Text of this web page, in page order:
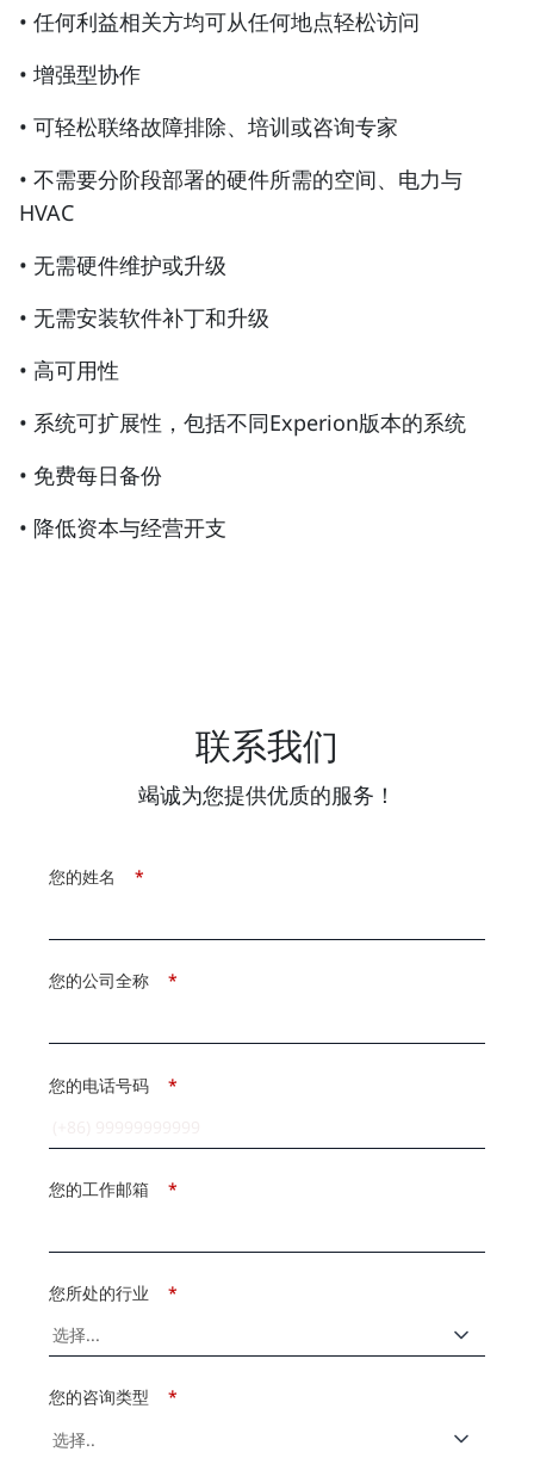
• 任何利益相关方均可从任何地点轻松访问
• 增强型协作
• 可轻松联络故障排除、培训或咨询专家
• 不需要分阶段部署的硬件所需的空间、电力与
HVAC
• 无需硬件维护或升级
• 无需安装软件补丁和升级
• 高可用性
• 系统可扩展性，包括不同Experion版本的系统
• 免费每日备份
• 降低资本与经营开支
联系我们
竭诚为您提供优质的服务！
*
您的姓名
*
您的公司全称
*
您的电话号码
*
您的工作邮箱
*
您所处的行业
*
您的咨询类型